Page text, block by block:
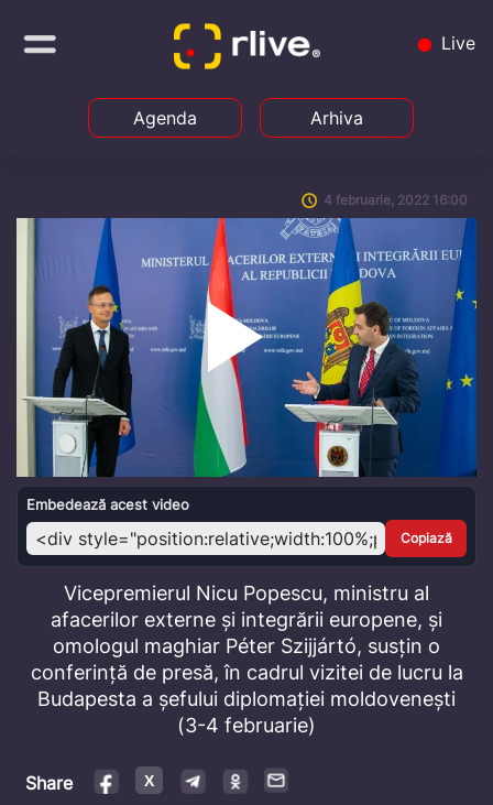
Live
Agenda Arhiva
4 februarie, 2022 16:00
Play
Video
Embedează acest video
Copiază
Vicepremierul Nicu Popescu, ministru al
afacerilor externe și integrării europene, și
omologul maghiar Péter Szijjártó, susțin o
conferință de presă, în cadrul vizitei de lucru la
Budapesta a șefului diplomației moldovenești
(3-4 februarie)
Share